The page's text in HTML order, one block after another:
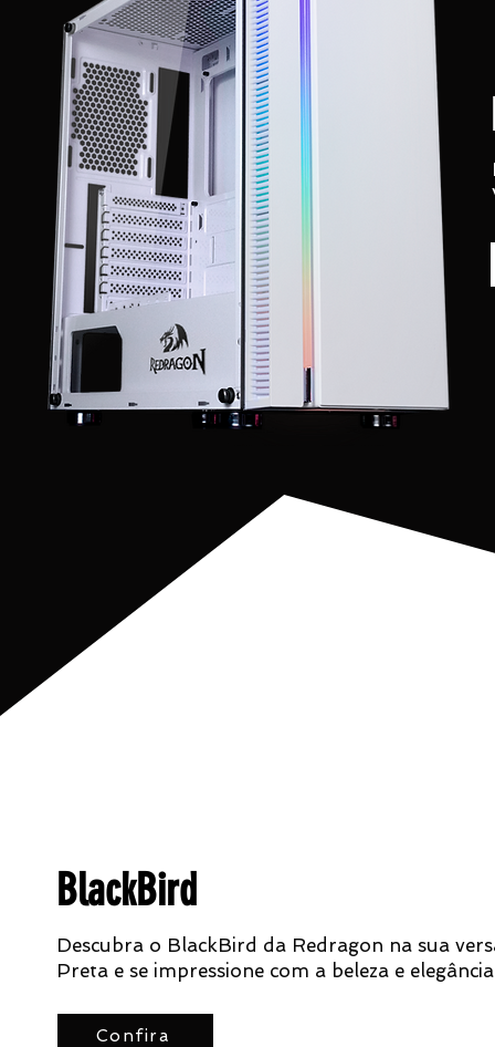
Descubra o BlackBird da Redragon na sua
Preta e se impressione com a beleza e
BlackBird
Confira